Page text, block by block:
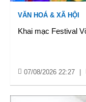
VĂN HOÁ & XÃ HỘI
Khai mạc Festival
07/08/2026 22:27